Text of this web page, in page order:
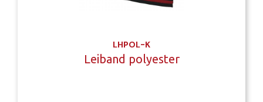
LHPOL-K
Leiband polyester